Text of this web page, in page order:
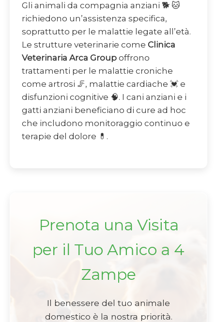
Gli animali da compagnia anziani 🐕 🐱
richiedono un’assistenza specifica,
soprattutto per le malattie legate all’età.
Le strutture veterinarie come Clinica
Veterinaria Arca Group offrono
trattamenti per le malattie croniche
come artrosi 🦵, malattie cardiache 💓 e
disfunzioni cognitive 🧠. I cani anziani e i
gatti anziani beneficiano di cure ad hoc
che includono monitoraggio continuo e
terapie del dolore 💊.
Prenota una Visita
per il Tuo Amico a 4
Zampe
Il benessere del tuo animale
domestico è la nostra priorità.